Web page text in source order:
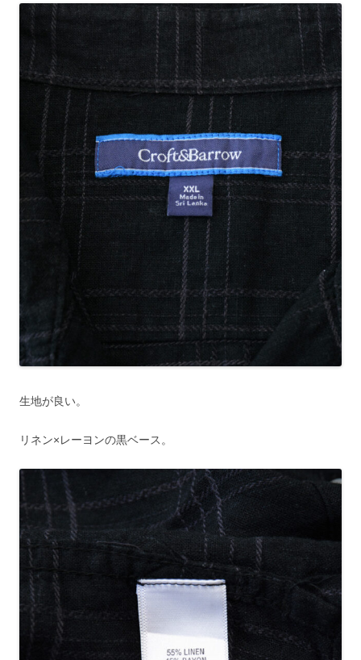
生地が良い。
リネン×レーヨンの黒ベース。